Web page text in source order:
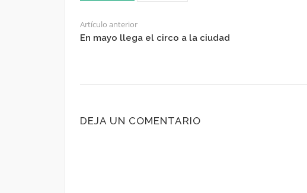
Artículo anterior
En mayo llega el circo a la ciudad
DEJA UN COMENTARIO